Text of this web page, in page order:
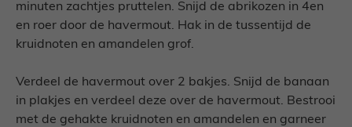
minuten zachtjes pruttelen. Snijd de abrikozen in 4en
en roer door de havermout. Hak in de tussentijd de
kruidnoten en amandelen grof.
Verdeel de havermout over 2 bakjes. Snijd de banaan
in plakjes en verdeel deze over de havermout. Bestrooi
met de gehakte kruidnoten en amandelen en garneer